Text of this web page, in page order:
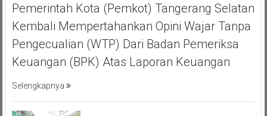
Pemerintah Kota (Pemkot) Tangerang Selatan
Kembali Mempertahankan Opini Wajar Tanpa
Pengecualian (WTP) Dari Badan Pemeriksa
Keuangan (BPK) Atas Laporan Keuangan
Selengkapnya